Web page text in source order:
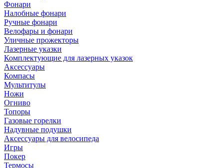
Фонари
Налобные фонари
Ручные фонари
Велофары и фонари
Уличные прожекторы
Лазерные указки
Комплектующие для лазерных указок
Аксессуары
Компасы
Мультитулы
Ножи
Огниво
Топоры
Газовые горелки
Надувные подушки
Аксессуары для велосипеда
Игры
Покер
Термосы